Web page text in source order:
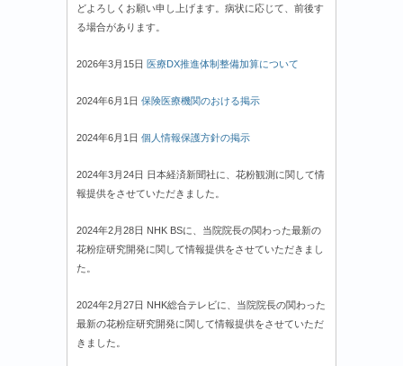
どよろしくお願い申し上げます。病状に応じて、前後す
る場合があります。
2026年3月15日 医療DX推進体制整備加算について
2024年6月1日 保険医療機関のおける掲示
2024年6月1日 個人情報保護方針の掲示
2024年3月24日 日本経済新聞社に、花粉観測に関して情
報提供をさせていただきました。
2024年2月28日 NHK BSに、当院院長の関わった最新の
花粉症研究開発に関して情報提供をさせていただきまし
た。
2024年2月27日 NHK総合テレビに、当院院長の関わった
最新の花粉症研究開発に関して情報提供をさせていただ
きました。